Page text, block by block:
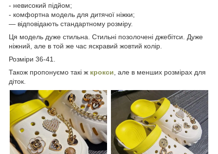
- невисокий підйом;
- комфортна модель для дитячої ніжки;
— відповідають стандартному розміру.
Ця модель дуже стильна. Стильні позолочені джебітси. Дуже
ніжний, але в той же час яскравий жовтий колір.
Розміри 36-41.
Також пропонуємо такі ж крокси, але в менших розмірах для
діток.